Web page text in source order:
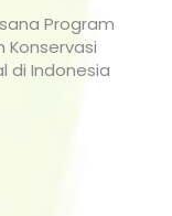
Program
Konservasi
di Indonesia